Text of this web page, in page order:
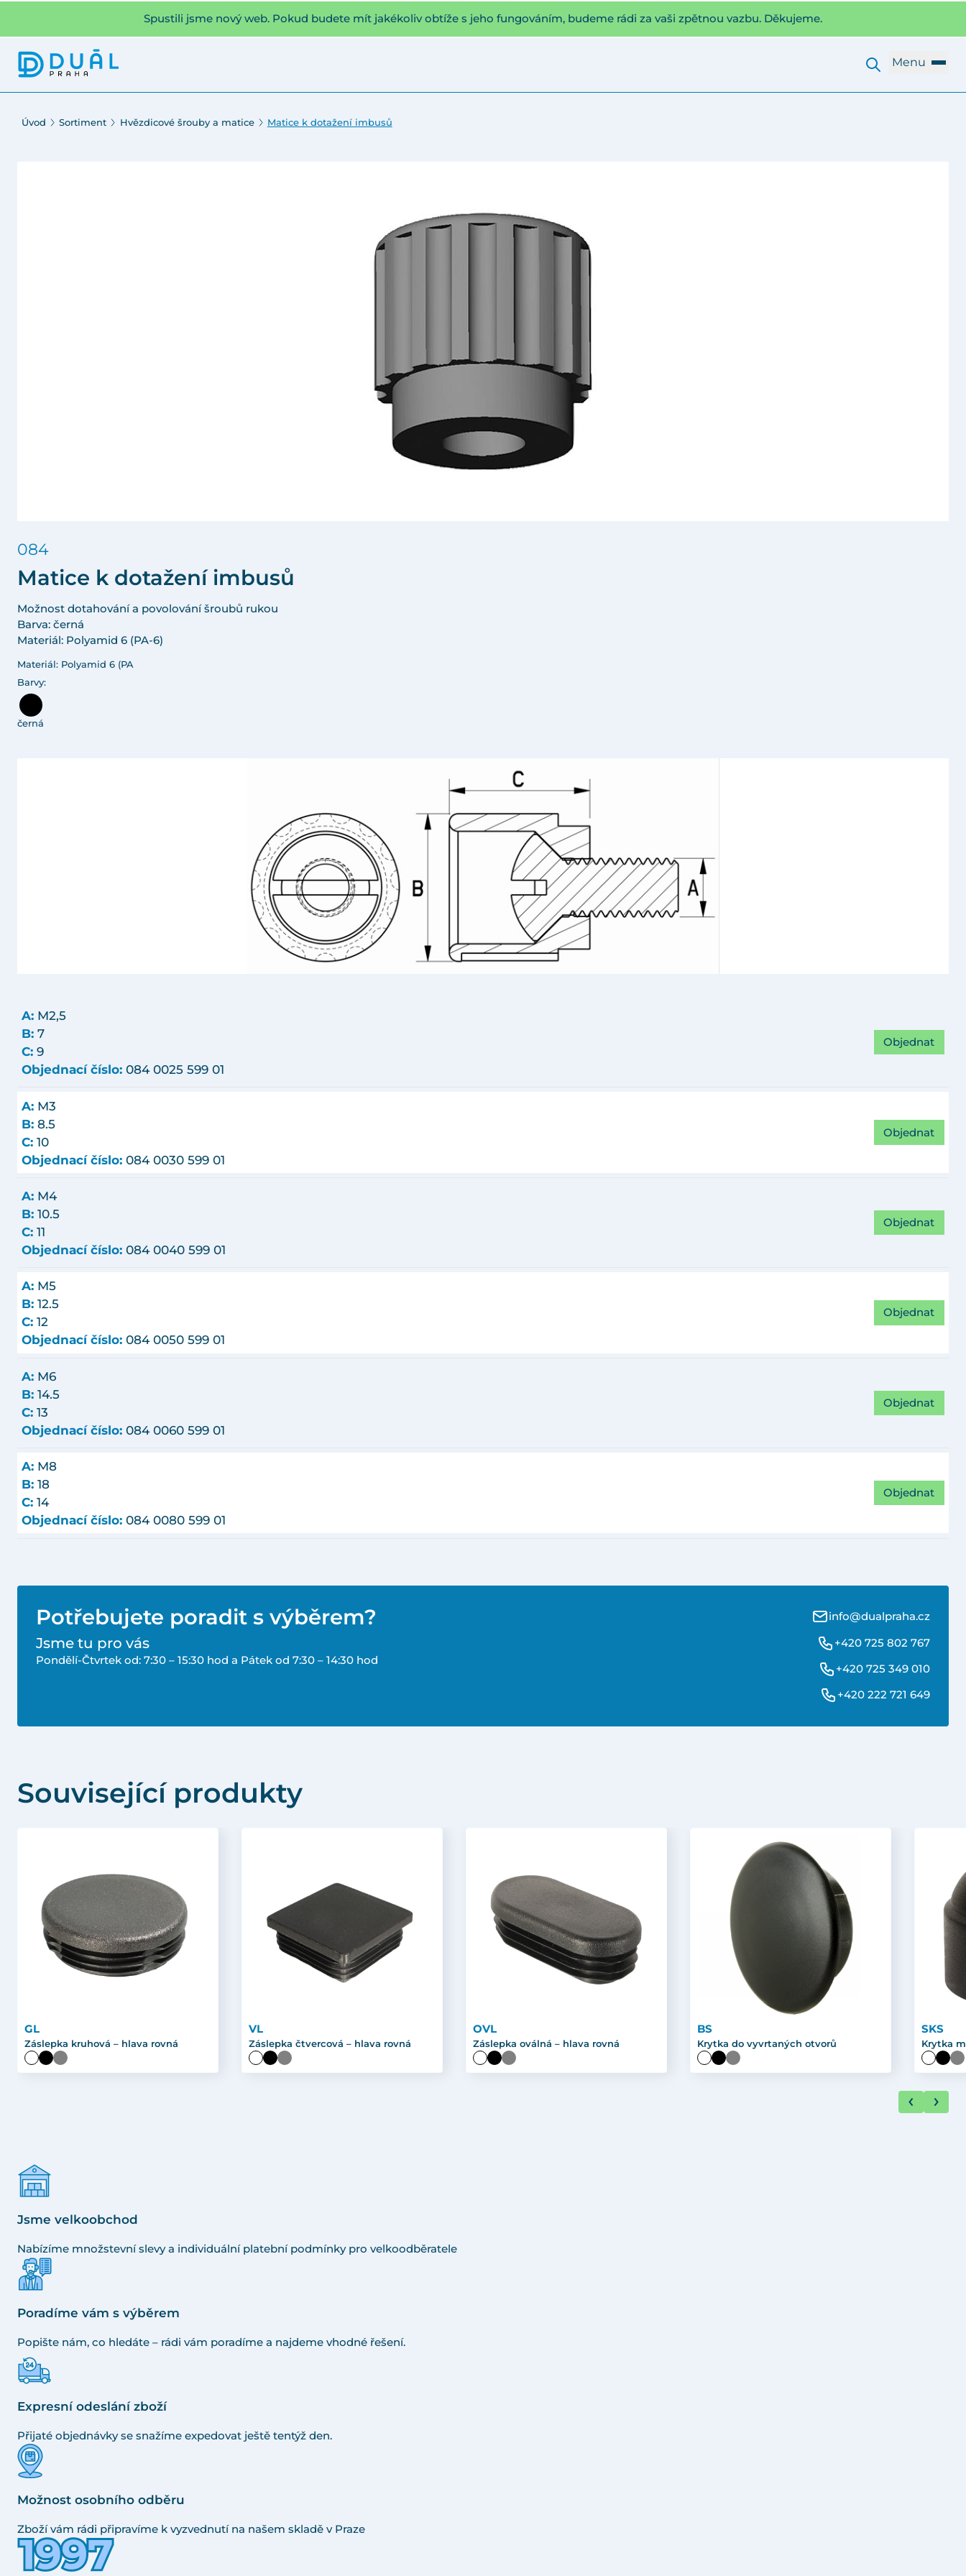
Spustili jsme nový web. Pokud budete mít jakékoliv obtíže s jeho fungováním, budeme rádi za vaši zpětnou vazbu. Děkujeme.
Menu
Úvod Sortiment Hvězdicové šrouby a matice Matice k dotažení imbusů
084
Matice k dotažení imbusů
Možnost dotahování a povolování šroubů rukou
Barva: černá
Materiál: Polyamid 6 (PA-6)
Materiál: Polyamid 6 (PA
Barvy:
černá
A: M2,5
B: 7
C: 9
Objednací číslo: 084 0025 599 01
Objednat
A: M3
B: 8.5
C: 10
Objednací číslo: 084 0030 599 01
Objednat
A: M4
B: 10.5
C: 11
Objednací číslo: 084 0040 599 01
Objednat
A: M5
B: 12.5
C: 12
Objednací číslo: 084 0050 599 01
Objednat
A: M6
B: 14.5
C: 13
Objednací číslo: 084 0060 599 01
Objednat
A: M8
B: 18
C: 14
Objednací číslo: 084 0080 599 01
Objednat
Potřebujete poradit s výběrem?
Jsme tu pro vás
Pondělí-Čtvrtek od: 7:30 – 15:30 hod a Pátek od 7:30 – 14:30 hod
info@dualpraha.cz
+420 725 802 767
+420 725 349 010
+420 222 721 649
Související produkty
GL
Záslepka kruhová – hlava rovná
VL
Záslepka čtvercová – hlava rovná
OVL
Záslepka oválná – hlava rovná
BS
Krytka do vyvrtaných otvorů
SKS
Krytka
Jsme velkoobchod
Nabízíme množstevní slevy a individuální platební podmínky pro velkoodběratele
Poradíme vám s výběrem
Popište nám, co hledáte – rádi vám poradíme a najdeme vhodné řešení.
Expresní odeslání zboží
Přijaté objednávky se snažíme expedovat ještě tentýž den.
Možnost osobního odběru
Zboží vám rádi připravíme k vyzvednutí na našem skladě v Praze